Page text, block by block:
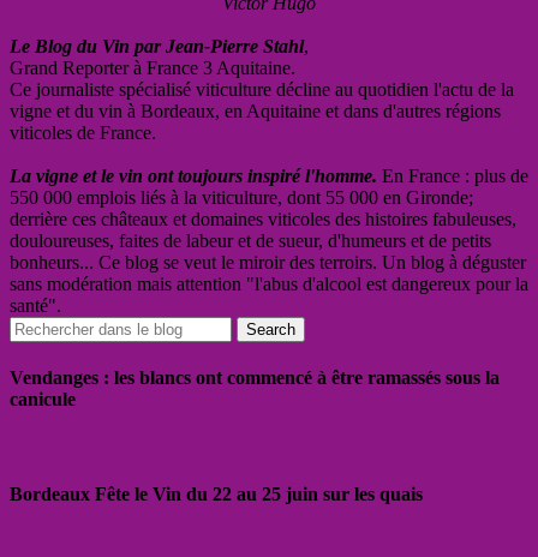
Le Blog du Vin par Jean-Pierre Stahl,
Grand Reporter à France 3 Aquitaine.
Ce journaliste spécialisé viticulture décline au quotidien l'actu de la
vigne et du vin à Bordeaux, en Aquitaine et dans d'autres régions
viticoles de France.
La vigne et le vin ont toujours inspiré l'homme. En France : plus de
550 000 emplois liés à la viticulture, dont 55 000 en Gironde;
derrière ces châteaux et domaines viticoles des histoires fabuleuses,
douloureuses, faites de labeur et de sueur, d'humeurs et de petits
bonheurs... Ce blog se veut le miroir des terroirs. Un blog à déguster
sans modération mais attention "l'abus d'alcool est dangereux pour la
santé".
Vendanges : les blancs ont commencé à être ramassés sous la
canicule
Bordeaux Fête le Vin du 22 au 25 juin sur les quais